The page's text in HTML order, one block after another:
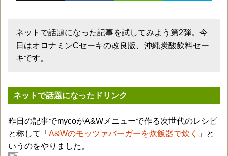
ネットで話題になった記事を試してみよう第2弾。今
日はオロナミンCセーキの改良版、沖縄炭酸飲料セー
キです。
ネットで話題になったドリンク
昨日の記事でmycoがA&Wメニューで作る次世代のレシピ
と称して「 A&Wのモッツァバーガーを炊飯器で炊く
」と
いうのをやりました。